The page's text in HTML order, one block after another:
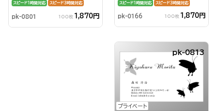
スピード1時間対応 スピード3時間対応
pk-0801 100枚 1,870円
スピード1時間対応 スピード3時間対応
pk-0166 100枚 1,870円
プライベート
pk-0813